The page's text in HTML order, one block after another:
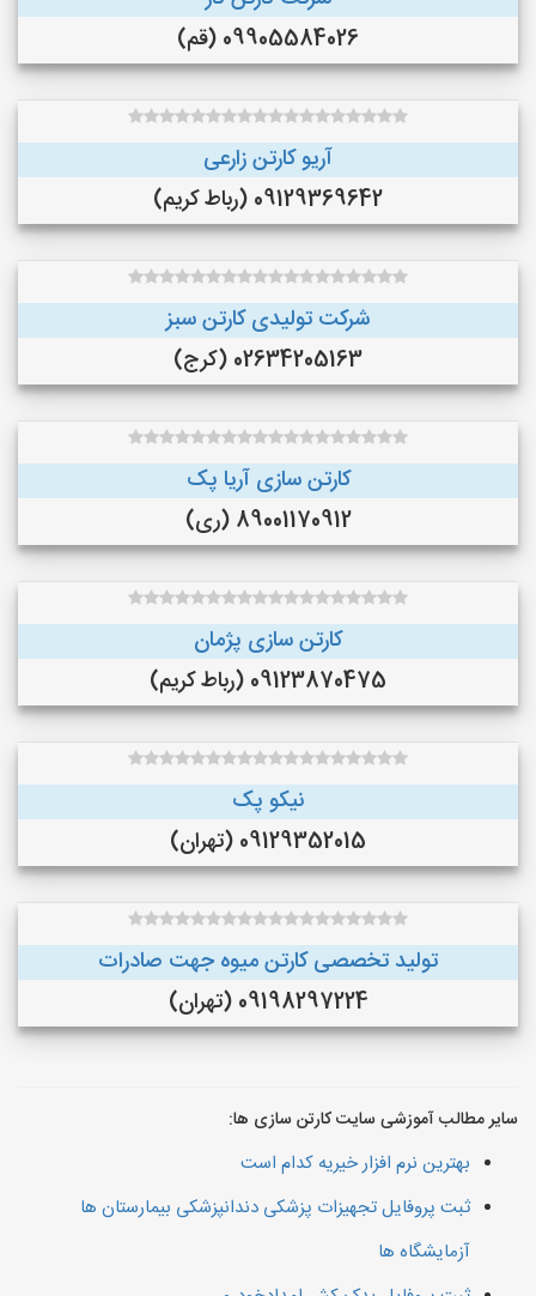
09905584026 (قم)
آریو کارتن زارعی
09129369642 (رباط کریم)
شرکت تولیدی کارتن سبز
02634205163 (کرج)
کارتن سازی آریا پک
89001170912 (ری)
کارتن سازی پژمان
09123870475 (رباط کریم)
نیکو پک
09129352015 (تهران)
تولید تخصصی کارتن میوه جهت صادرات
09198297224 (تهران)
سایر مطالب آموزشی سایت کارتن سازی ها:
بهترین نرم افزار خیریه کدام است
ثبت پروفایل تجهیزات پزشکی دندانپزشکی بیمارستان ها
آزمایشگاه ها